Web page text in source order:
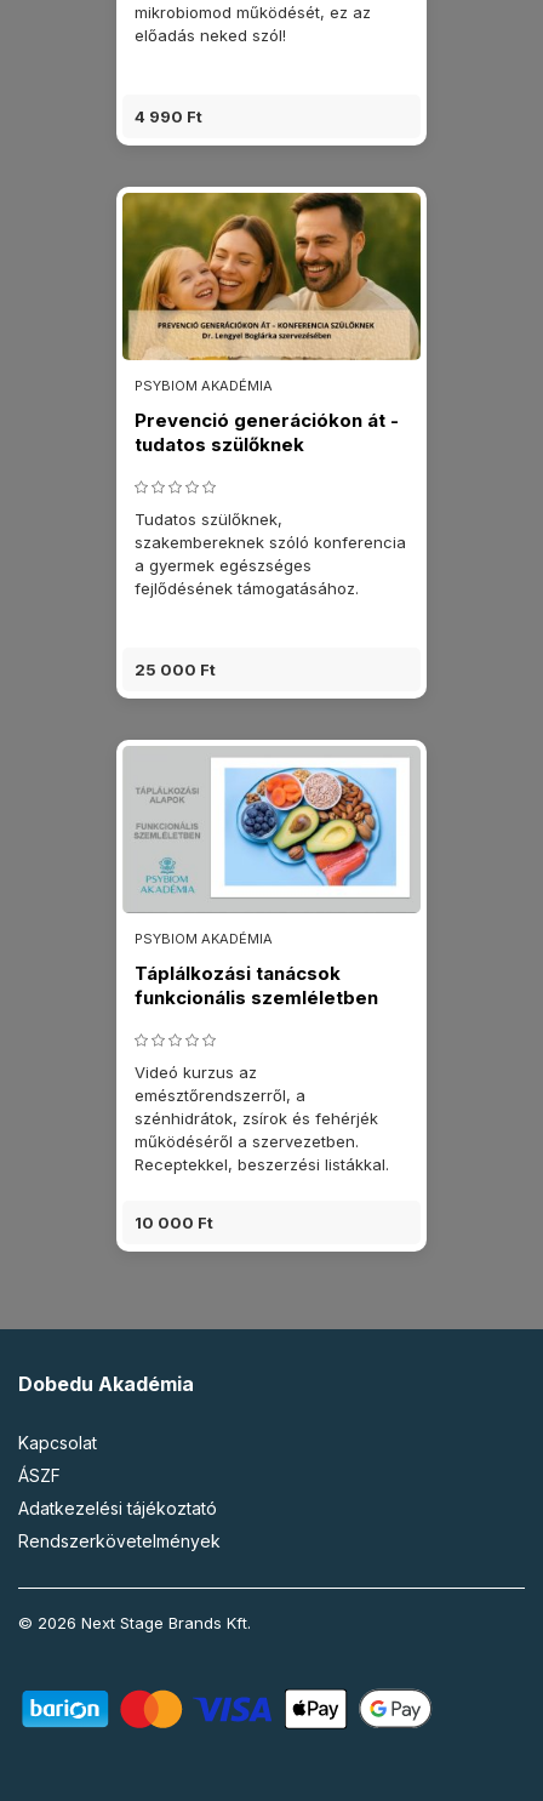
mikrobiomod működését, ez az
előadás neked szól!
4 990 Ft
PSYBIOM AKADÉMIA
Prevenció generációkon át ​-
tudatos szülőknek
Tudatos szülőknek,
szakembereknek szóló konferencia
a gyermek egészséges
fejlődésének támogatásához.
25 000 Ft
PSYBIOM AKADÉMIA
Táplálkozási tanácsok
funkcionális szemléletben
Videó kurzus az
emésztőrendszerről, a
szénhidrátok, zsírok és fehérjék
működéséről a szervezetben.
Receptekkel, beszerzési listákkal.
10 000 Ft
Dobedu Akadémia
Kapcsolat
ÁSZF
Adatkezelési tájékoztató
Rendszerkövetelmények
© 2026 Next Stage Brands Kft.